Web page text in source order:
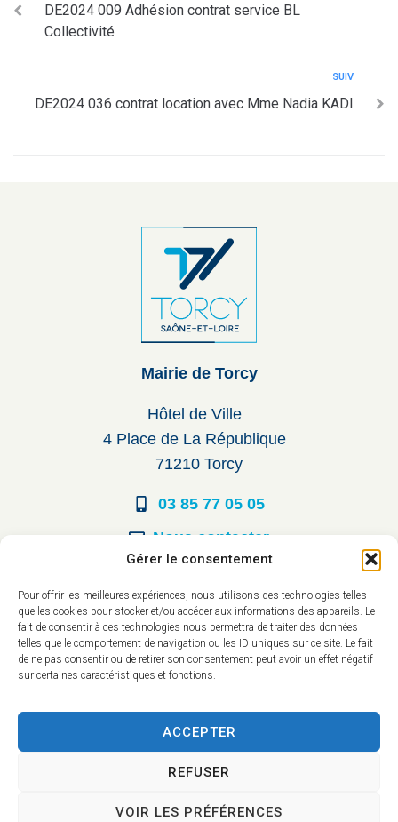
Gérer le consentement
Pour offrir les meilleures expériences, nous utilisons des technologies telles
que les cookies pour stocker et/ou accéder aux informations des appareils. Le
fait de consentir à ces technologies nous permettra de traiter des données
telles que le comportement de navigation ou les ID uniques sur ce site. Le fait
de ne pas consentir ou de retirer son consentement peut avoir un effet négatif
sur certaines caractéristiques et fonctions.
ACCEPTER
REFUSER
VOIR LES PRÉFÉRENCES
DE2024 009 Adhésion contrat service BL
Collectivité
SUIV
DE2024 036 contrat location avec Mme Nadia KADI
Mairie de Torcy
Hôtel de Ville
4 Place de La République
71210 Torcy
03 85 77 05 05
Nous contacter
Du lundi au vendredi :
8h30 à 12h00